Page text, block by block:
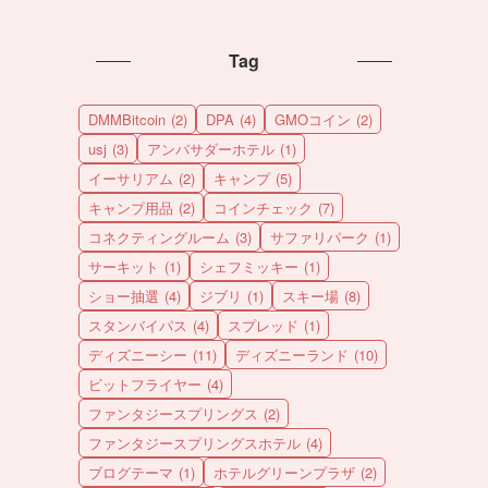
Tag
DMMBitcoin (2) DPA (4) GMOコイン (2)
usj (3) アンバサダーホテル (1)
イーサリアム (2) キャンプ (5)
キャンプ用品 (2) コインチェック (7)
コネクティングルーム (3) サファリパーク (1)
サーキット (1) シェフミッキー (1)
ショー抽選 (4) ジブリ (1) スキー場 (8)
スタンバイパス (4) スプレッド (1)
ディズニーシー (11) ディズニーランド (10)
ビットフライヤー (4)
ファンタジースプリングス (2)
ファンタジースプリングスホテル (4)
ブログテーマ (1) ホテルグリーンプラザ (2)